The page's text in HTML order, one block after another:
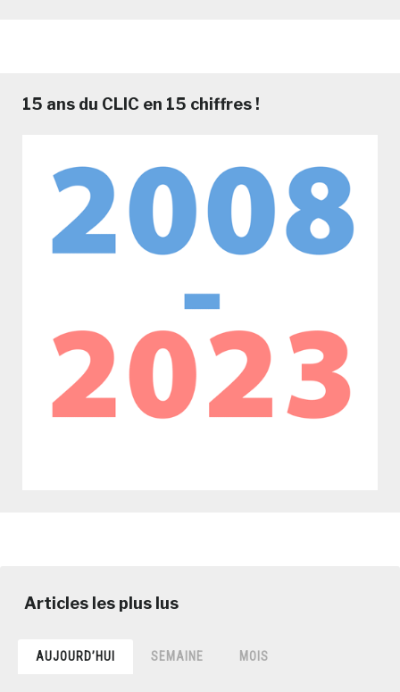
15 ans du CLIC en 15 chiffres !
AUJOURD’HUI SEMAINE MOIS